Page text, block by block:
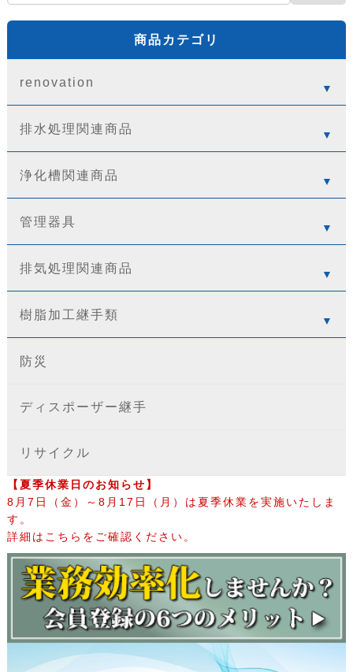
商品カテゴリ
renovation
排水処理関連商品
浄化槽関連商品
管理器具
排気処理関連商品
樹脂加工継手類
防災
ディスポーザー継手
リサイクル
【夏季休業日のお知らせ】
8月7日（金）～8月17日（月）は夏季休業を実施いたしま
す。
詳細はこちらをご確認ください。